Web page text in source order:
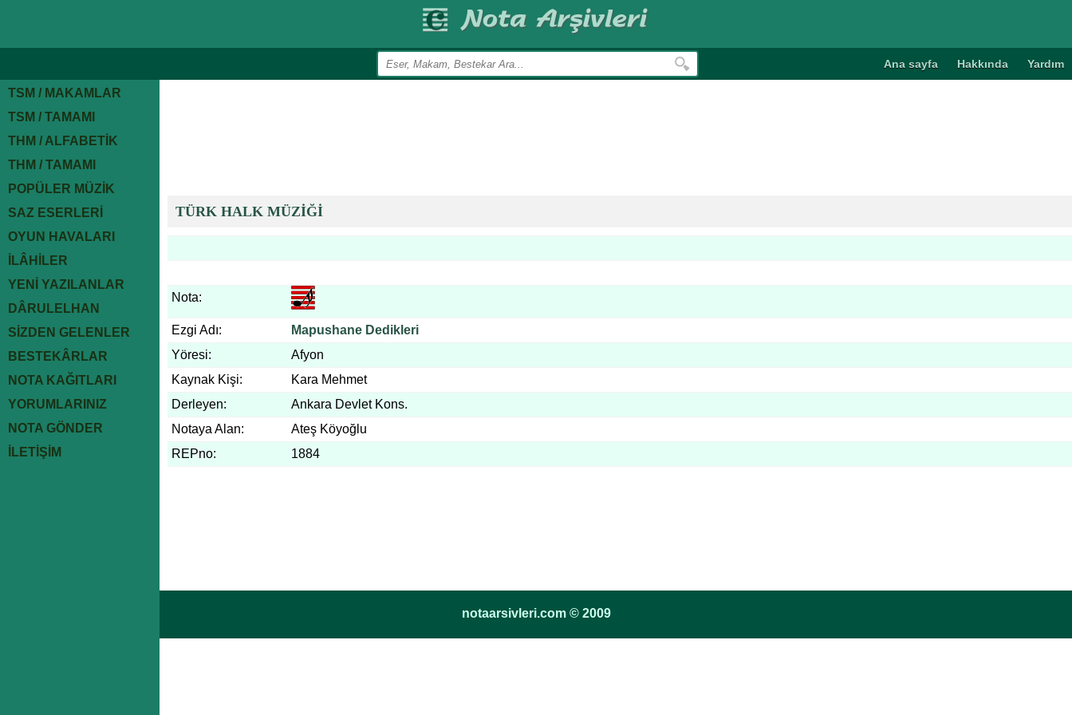
Ana sayfa Hakkında Yardım
TSM / MAKAMLAR
TSM / TAMAMI
THM / ALFABETİK
THM / TAMAMI
POPÜLER MÜZİK
SAZ ESERLERİ
OYUN HAVALARI
İLÂHİLER
YENİ YAZILANLAR
DÂRULELHAN
SİZDEN GELENLER
BESTEKÂRLAR
NOTA KAĞITLARI
YORUMLARINIZ
NOTA GÖNDER
İLETİŞİM
TÜRK HALK MÜZİĞİ
Nota:
Ezgi Adı:
Mapushane Dedikleri
Yöresi:
Afyon
Kaynak Kişi:
Kara Mehmet
Derleyen:
Ankara Devlet Kons.
Notaya Alan:
Ateş Köyoğlu
REPno:
1884
notaarsivleri.com © 2009